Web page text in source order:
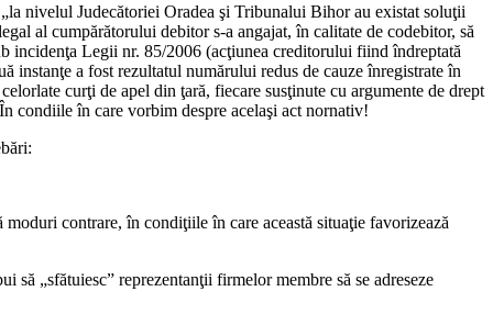
nivelul Judecătoriei Oradea şi Tribunalui Bihor au existat soluţii
al cumpărătorului debitor s-a angajat, în calitate de codebitor, să
incidenţa Legii nr. 85/2006 (acţiunea creditorului fiind îndreptată
a fost rezultatul numărului redus de cauze înregistrate în
curţi de apel din ţară, fiecare susţinute cu argumente de drept
în care vorbim despre acelaşi act nornativ!
contrare, în condiţiile în care această situaţie favorizează
„sfătuiesc” reprezentanţii firmelor membre să se adreseze